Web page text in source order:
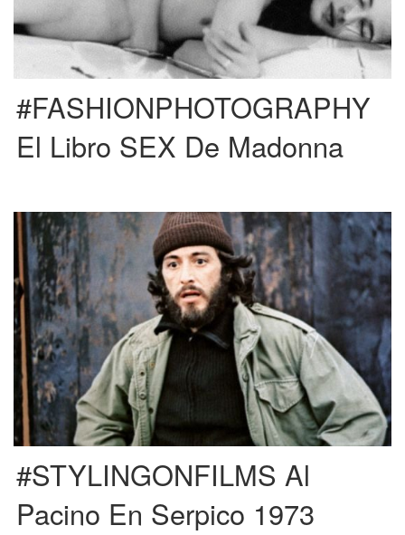
#FASHIONPHOTOGRAPHY
El Libro SEX De Madonna
Esta película dirigida por Sidney Lumet, narra la historia basada en hechos
reales de Frank Serpico aka Paco, un policía […]
#STYLINGONFILMS Al
Pacino En Serpico 1973